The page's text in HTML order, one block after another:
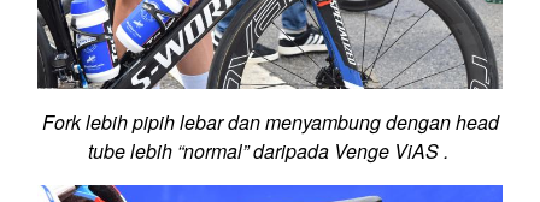
Fork lebih pipih lebar dan menyambung dengan head
tube lebih “normal” daripada Venge ViAS .